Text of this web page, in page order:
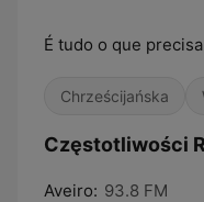
É tudo o que
Chrześcijańska
Częstotliwości
Aveiro: 93.8 FM